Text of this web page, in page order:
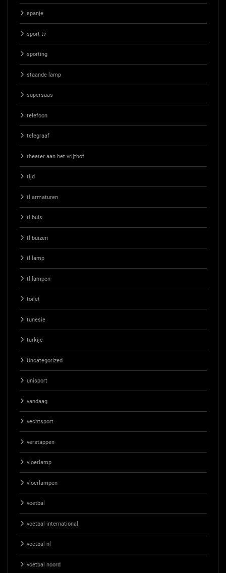
spanje
sport tv
sporting
staande lamp
supersaas
telefoon
telegraaf
theater aan het vrijthof
tijd
tl armaturen
tl buis
tl buizen
tl lamp
tl lampen
toilet
tunesie
turkije
Uncategorized
unisport
vandaag
vechtsport
verstappen
vloerlamp
vloerlampen
voetbal
voetbal international
voetbal nl
voetbal noord